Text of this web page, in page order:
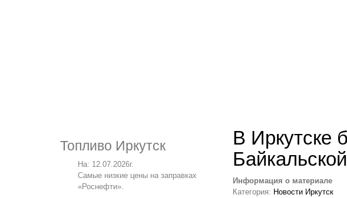
Топливо Иркутск
На: 12.07.2026г.
Самые низкие цены на заправках
«Роснефти».
В Иркутске
Байкальской
Информация о материале
Категория: Новости Иркутск